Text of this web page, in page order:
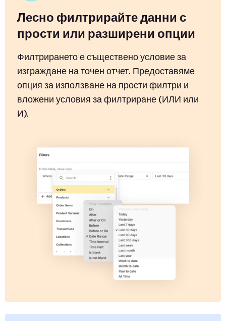
Лесно филтрирайте данни с
прости или разширени опции
Филтрирането е съществено условие за
изграждане на точен отчет. Предоставяме
опция за използване на прости филтри и
вложени условия за филтриране (ИЛИ или
И).